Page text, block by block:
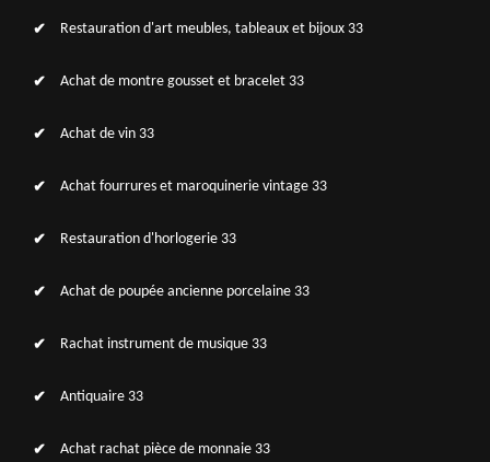
Restauration d'art meubles, tableaux et bijoux 33
Achat de montre gousset et bracelet 33
Achat de vin 33
Achat fourrures et maroquinerie vintage 33
Restauration d'horlogerie 33
Achat de poupée ancienne porcelaine 33
Rachat instrument de musique 33
Antiquaire 33
Achat rachat pièce de monnaie 33